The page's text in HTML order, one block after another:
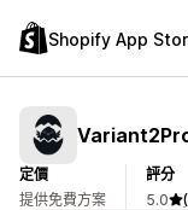
Shopify App
定價
提供免費方案
評分
5.0